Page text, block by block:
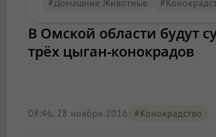
#домашние Животные
В Омской области будут
трёх цыган-конокрадов
08:46, 28 ноября 2016 #конокрадство